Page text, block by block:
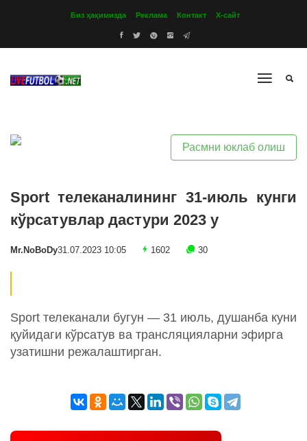
Биз ҳақимизда Реклама Контакт Х-сайт
Расмни юклаб олиш
Sport телеканалининг 31-июль кунги
кўрсатувлар дастури 2023 y
Mr.NoBoDy31.07.2023 10:05 1602 30
Sport телеканали бугун — 31 июль, душанба куни
қуйидаги кўрсатув ва трансляцияларни эфирга
узатишни режалаштирган.